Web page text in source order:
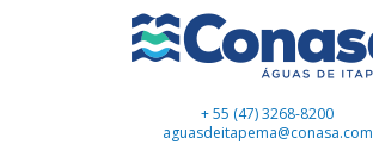
+ 55 (47) 3268-8200
aguasdeitapema@conasa.com